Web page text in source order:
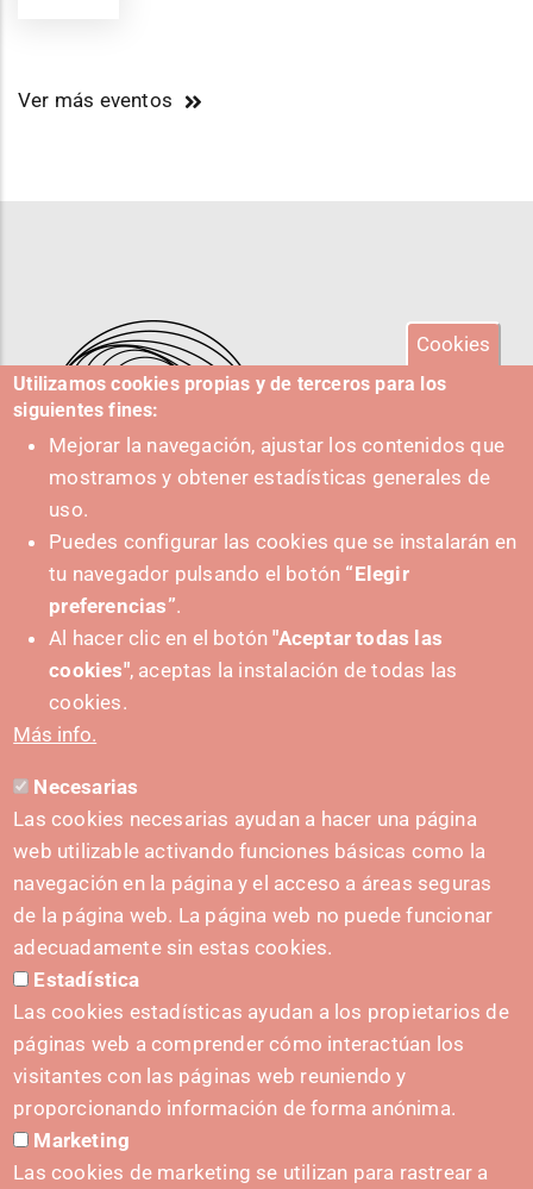
Ver más eventos
IMPULSA
CONTACTO
hola@irisnavarra.com
(+34) 628 23 12 32
C. del Sadar, 31006 Pamplona
Formulario de contacto
Kit de prensa
INICIATIVAS
Navarra Cybersecurity Center
Cookies
Utilizamos cookies propias y de terceros para los
siguientes fines:
Mejorar la navegación, ajustar los contenidos que
mostramos y obtener estadísticas generales de
uso.
Puedes configurar las cookies que se instalarán en
tu navegador pulsando el botón “Elegir
preferencias”.
Al hacer clic en el botón"Aceptar todas las
cookies", aceptas la instalación de todas las
cookies.
Más info.
Necesarias
Las cookies necesarias ayudan a hacer una página
web utilizable activando funciones básicas como la
navegación en la página y el acceso a áreas seguras
de la página web. La página web no puede funcionar
adecuadamente sin estas cookies.
Estadística
Las cookies estadísticas ayudan a los propietarios de
páginas web a comprender cómo interactúan los
visitantes con las páginas web reuniendo y
proporcionando información de forma anónima.
Marketing
Las cookies de marketing se utilizan para rastrear a